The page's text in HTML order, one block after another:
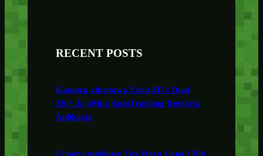
RECENT POSTS
Kamera obrotowa Ezviz H7c Dual
2K+ 2x 4Mpx AutoTracking Detekcja
Aplikacja
Uchwyt meblowy Gtv Hexa Long 1200